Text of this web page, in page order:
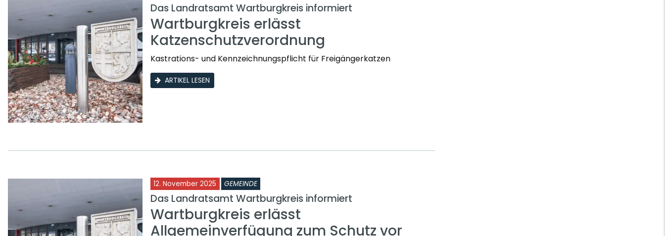
Das Landratsamt Wartburgkreis informiert
Wartburgkreis erlässt
Katzenschutzverordnung
Kastrations- und Kennzeichnungspflicht für Freigängerkatzen
ARTIKEL LESEN
12. November 2025 GEMEINDE
Das Landratsamt Wartburgkreis informiert
Wartburgkreis erlässt
Allgemeinverfügung zum Schutz vor